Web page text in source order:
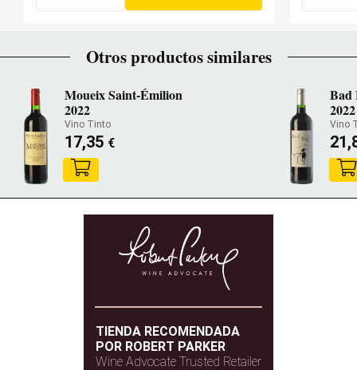
Otros productos similares
Moueix Saint-Émilion
2022
Vino Tinto
17,35 €
Bad
2022
Vino
TIENDA RECOMENDADA
POR ROBERT PARKER
Wine Advocate Trusted Retailer